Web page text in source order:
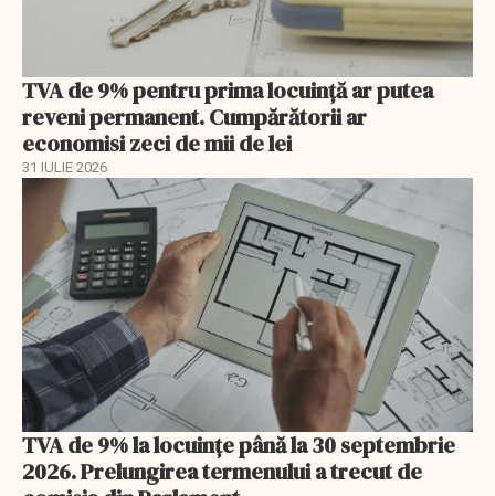
TVA de 9% pentru prima locuință ar putea
reveni permanent. Cumpărătorii ar
economisi zeci de mii de lei
31 IULIE 2026
TVA de 9% la locuințe până la 30 septembrie
2026. Prelungirea termenului a trecut de